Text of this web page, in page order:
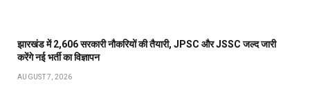
झारखंड में 2,606 सरकारी नौकरियों की तैयारी, JPSC और JSSC जल्द जारी
करेंगे नई भर्ती का विज्ञापन
AUGUST 7, 2026